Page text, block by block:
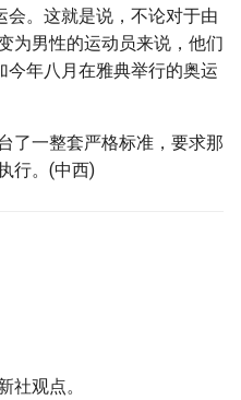
会。这就是说，不论对于由
为男性的运动员来说，他们
今年八月在雅典举行的奥运
了一整套严格标准，要求那
行。(中西)
社观点。